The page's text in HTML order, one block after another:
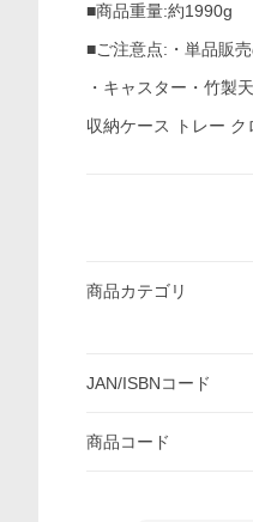
■商品重量:約1990g
■ご注意点:・単品販売
・キャスター・竹製
収納ケース トレー
商品カテゴリ
JAN/ISBNコード
商品コード